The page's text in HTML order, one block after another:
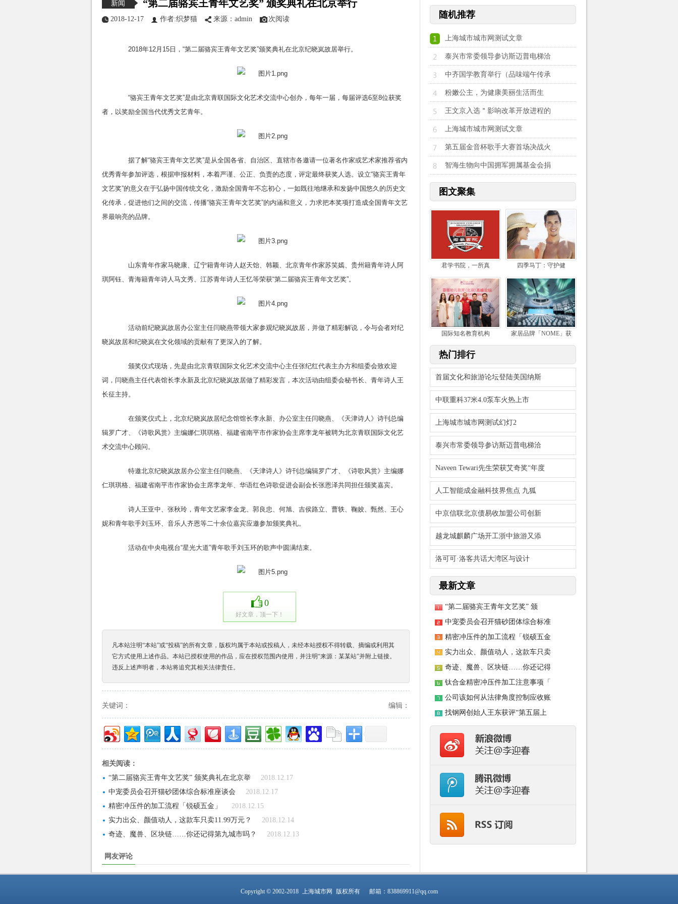
新闻 “第二届骆宾王青年文艺奖” 颁奖典礼在北京举行
2018-12-17 作者:织梦猫 来源：admin 次阅读
2018年12月15日，“第二届骆宾王青年文艺奖”颁奖典礼在北京纪晓岚故居举行。
“骆宾王青年文艺奖”是由北京青联国际文化艺术交流中心创办，每年一届，每届评选6至8位获奖
者，以奖励全国当代优秀文艺青年。
据了解“骆宾王青年文艺奖”是从全国各省、自治区、直辖市各邀请一位著名作家或艺术家推荐省内
优秀青年参加评选，根据申报材料，本着严谨、公正、负责的态度，评定最终获奖人选。设立“骆宾王青年
文艺奖”的意义在于弘扬中国传统文化，激励全国青年不忘初心，一如既往地继承和发扬中国悠久的历史文
化传承，促进他们之间的交流，传播“骆宾王青年文艺奖”的内涵和意义，力求把本奖项打造成全国青年文艺
界最响亮的品牌。
山东青年作家马晓康、辽宁籍青年诗人赵天饴、韩颖、北京青年作家苏笑嫣、贵州籍青年诗人阿
琪阿钰、青海籍青年诗人马文秀、江苏青年诗人王忆等荣获“第二届骆宾王青年文艺奖”。
活动前纪晓岚故居办公室主任闫晓燕带领大家参观纪晓岚故居，并做了精彩解说，令与会者对纪
晓岚故居和纪晓岚在文化领域的贡献有了更深入的了解。
颁奖仪式现场，先是由北京青联国际文化艺术交流中心主任张纪红代表主办方和组委会致欢迎
词，闫晓燕主任代表馆长李永新及北京纪晓岚故居做了精彩发言，本次活动由组委会秘书长、青年诗人王
长征主持。
在颁奖仪式上，北京纪晓岚故居纪念馆馆长李永新、办公室主任闫晓燕、《天津诗人》诗刊总编
辑罗广才、《诗歌风赏》主编娜仁琪琪格、福建省南平市作家协会主席李龙年被聘为北京青联国际文化艺
术交流中心顾问。
特邀北京纪晓岚故居办公室主任闫晓燕、《天津诗人》诗刊总编辑罗广才、《诗歌风赏》主编娜
仁琪琪格、福建省南平市作家协会主席李龙年、华语红色诗歌促进会副会长张恩泽共同担任颁奖嘉宾。
诗人王亚中、张秋玲，青年文艺家李金龙、郭良忠、何旭、吉侯路立、曹轶、鞠姣、甄然、王心
妮和青年歌手刘玉环、音乐人齐恩等二十余位嘉宾应邀参加颁奖典礼。
活动在中央电视台“星光大道”青年歌手刘玉环的歌声中圆满结束。
0
好文章，顶一下！
凡本站注明“本站”或“投稿”的所有文章，版权均属于本站或投稿人，未经本站授权不得转载、摘编或利用其
它方式使用上述作品。本站已授权使用的作品，应在授权范围内使用，并注明“来源：某某站”并附上链接。
违反上述声明者，本站将追究其相关法律责任。
编辑：
关键词：
相关阅读：
“第二届骆宾王青年文艺奖” 颁奖典礼在北京举
2018.12.17
中宠委员会召开猫砂团体综合标准座谈会
2018.12.17
精密冲压件的加工流程「锐硕五金」
2018.12.15
实力出众、颜值动人，这款车只卖11.99万元？
2018.12.14
奇迹、魔兽、区块链……你还记得第九城市吗？
2018.12.13
网友评论
随机推荐
上海城市城市网测试文章
泰兴市常委领导参访斯迈普电梯洽
中齐国学教育举行（品味端午传承
粉嫩公主，为健康美丽生活而生
王文京入选＂影响改革开放进程的
上海城市城市网测试文章
第五届金音杯歌手大赛首场决战火
智海生物向中国拥军拥属基金会捐
图文聚集
君学书院，一所真 四季马丁：守护健
国际知名教育机构 家居品牌「NOME」获
热门排行
首届文化和旅游论坛登陆美国纳斯
中联重科37米4.0泵车火热上市
上海城市城市网测试幻灯2
泰兴市常委领导参访斯迈普电梯洽
Naveen Tewari先生荣获艾奇奖“年度
人工智能成金融科技界焦点 九狐
中京信联北京债易收加盟公司创新
越龙城麒麟广场开工浙中旅游又添
洛可可·洛客共话大湾区与设计
最新文章
“第二届骆宾王青年文艺奖” 颁
中宠委员会召开猫砂团体综合标准
精密冲压件的加工流程「锐硕五金
实力出众、颜值动人，这款车只卖
奇迹、魔兽、区块链……你还记得
钛合金精密冲压件加工注意事项「
公司该如何从法律角度控制应收账
找钢网创始人王东获评“第五届上
Copyright © 2002-2018 上海城市网 版权所有 邮箱：838869911@qq.com